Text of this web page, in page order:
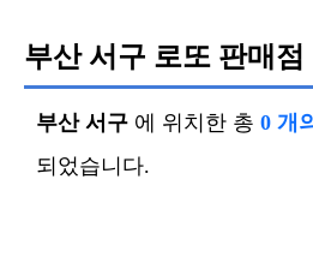
부산 서구 로또 판매점
부산 서구 에 위치한 총 0 개
되었습니다.